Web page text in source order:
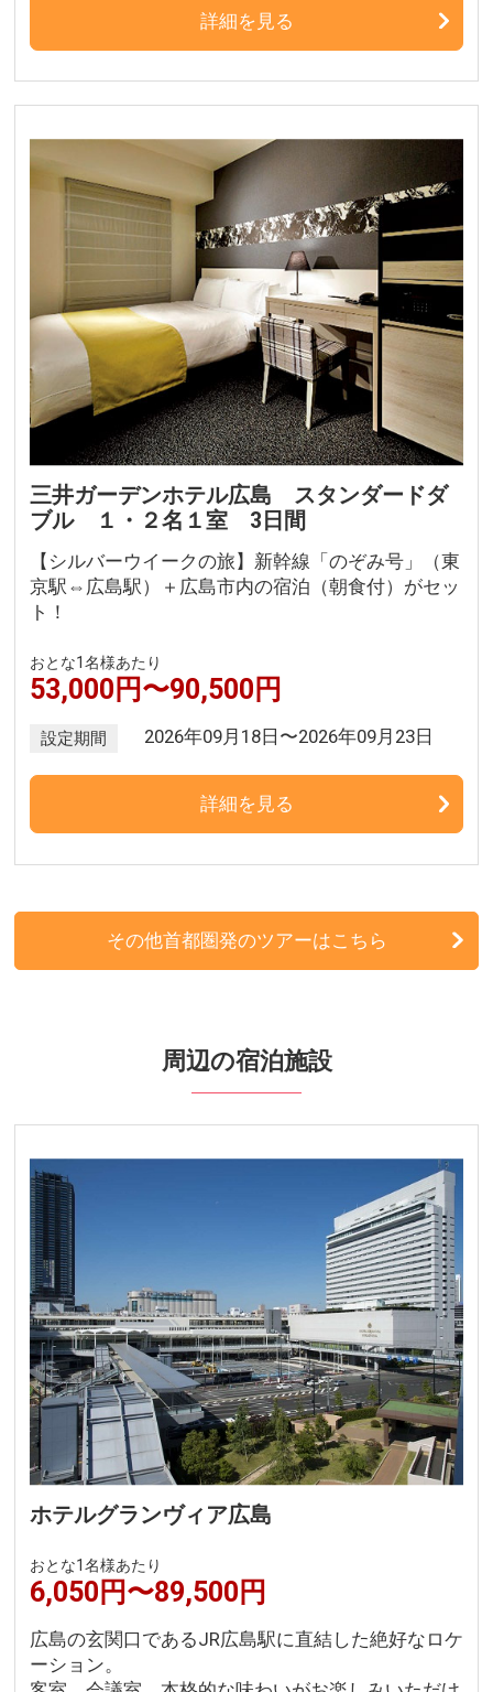
詳細を見る
三井ガーデンホテル広島 スタンダードダ
ブル １・２名１室 3日間
【シルバーウイークの旅】新幹線「のぞみ号」（東
京駅⇔広島駅）＋広島市内の宿泊（朝食付）がセッ
ト！
おとな1名様あたり
53,000円〜90,500円
設定期間 2026年09月18日〜2026年09月23日
詳細を見る
その他首都圏発のツアーはこちら
周辺の宿泊施設
ホテルグランヴィア広島
おとな1名様あたり
6,050円〜89,500円
広島の玄関口であるJR広島駅に直結した絶好なロケ
ーション。